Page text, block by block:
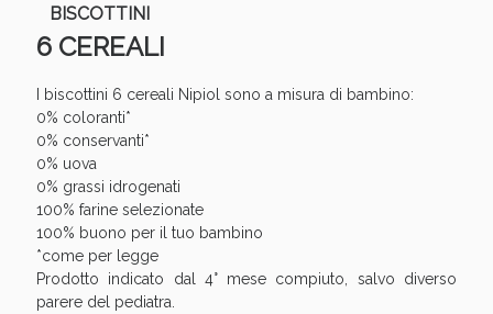
BISCOTTINI
6 CEREALI
I biscottini 6 cereali Nipiol sono a misura di bambino:
0% coloranti*
0% conservanti*
0% uova
0% grassi idrogenati
100% farine selezionate
100% buono per il tuo bambino
*come per legge
Prodotto indicato dal 4° mese compiuto, salvo diverso
parere del pediatra.